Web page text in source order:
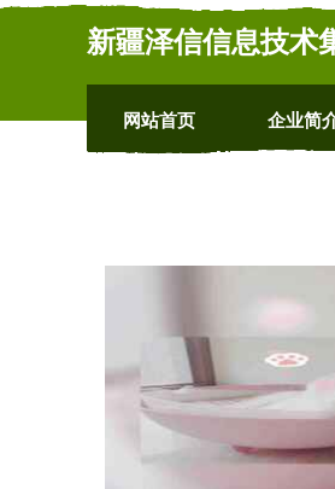
新疆泽信信息技术
网站首页 企业简